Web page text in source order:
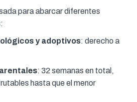
para abarcar diferentes
y adoptivos: derecho a
: 32 semanas en total,
hasta que el menor